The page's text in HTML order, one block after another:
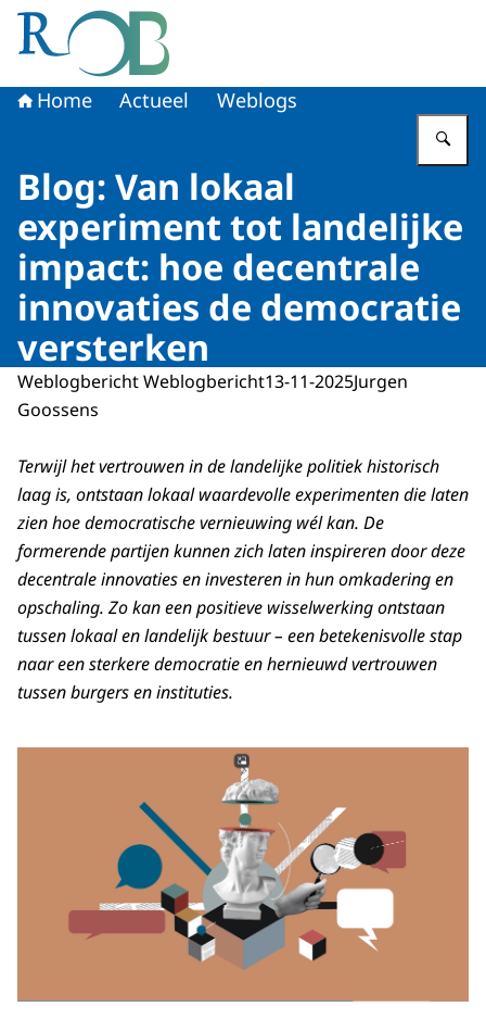
Naar de homepage van Raad voor het Openbaar Bestuur
Home Actueel Weblogs
Blog: Van lokaal
experiment tot landelijke
impact: hoe decentrale
innovaties de democratie
versterken
Weblogbericht Weblogbericht13-11-2025Jurgen
Goossens
Terwijl het vertrouwen in de landelijke politiek historisch
laag is, ontstaan lokaal waardevolle experimenten die laten
zien hoe democratische vernieuwing wél kan. De
formerende partijen kunnen zich laten inspireren door deze
decentrale innovaties en investeren in hun omkadering en
opschaling. Zo kan een positieve wisselwerking ontstaan
tussen lokaal en landelijk bestuur – een betekenisvolle stap
naar een sterkere democratie en hernieuwd vertrouwen
tussen burgers en instituties.